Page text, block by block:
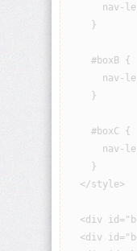
background-
position-
background-
position-
background-
repeat
background-
size
block-
size
nav-
    }
    #boxB {
nav-
    }
    #boxC {
nav-
    }
  </style>
<div
<div